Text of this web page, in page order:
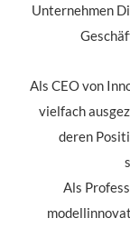
Unternehmen
Als CEO von
vielfach
deren
Als